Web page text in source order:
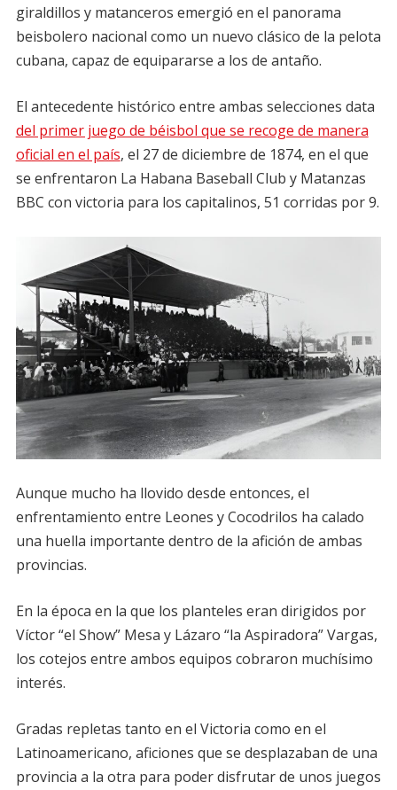
giraldillos y matanceros emergió en el panorama
beisbolero nacional como un nuevo clásico de la pelota
cubana, capaz de equipararse a los de antaño.
El antecedente histórico entre ambas selecciones data
del primer juego de béisbol que se recoge de manera
oficial en el país, el 27 de diciembre de 1874, en el que
se enfrentaron La Habana Baseball Club y Matanzas
BBC con victoria para los capitalinos, 51 corridas por 9.
Aunque mucho ha llovido desde entonces, el
enfrentamiento entre Leones y Cocodrilos ha calado
una huella importante dentro de la afición de ambas
provincias.
En la época en la que los planteles eran dirigidos por
Víctor “el Show” Mesa y Lázaro “la Aspiradora” Vargas,
los cotejos entre ambos equipos cobraron muchísimo
interés.
Gradas repletas tanto en el Victoria como en el
Latinoamericano, aficiones que se desplazaban de una
provincia a la otra para poder disfrutar de unos juegos